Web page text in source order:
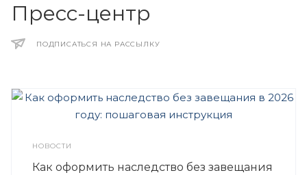
Пресс-центр
ПОДПИСАТЬСЯ НА РАССЫЛКУ
НОВОСТИ
Как оформить наследство без завещания